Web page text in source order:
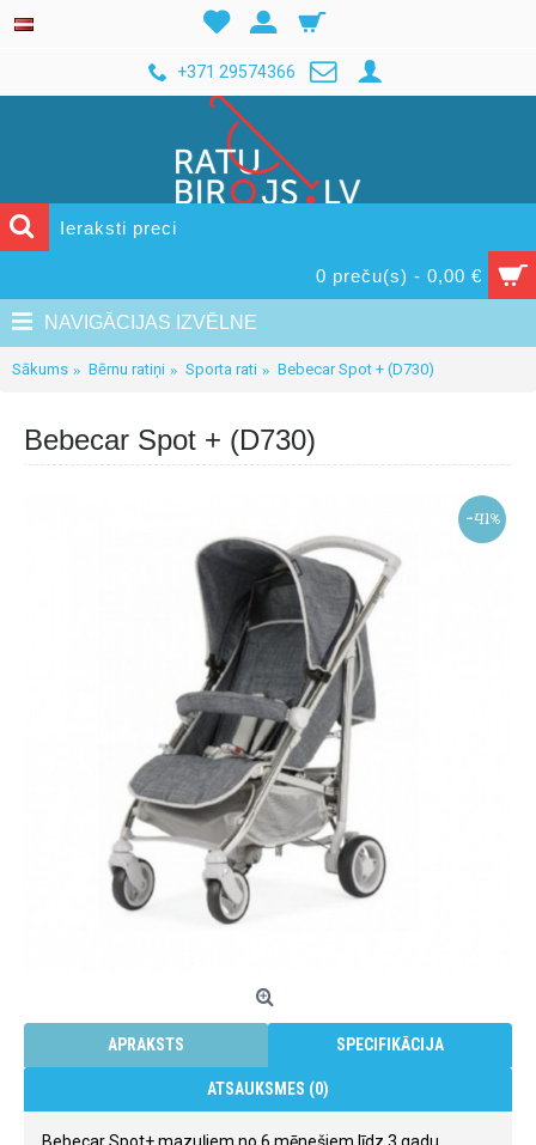
+371 29574366
0 preču(s) - 0,00 €
NAVIGĀCIJAS IZVĒLNE
Sākums Bērnu ratiņi Sporta rati Bebecar Spot + (D730)
Bebecar Spot + (D730)
-41%
APRAKSTS SPECIFIKĀCIJA
ATSAUKSMES (0)